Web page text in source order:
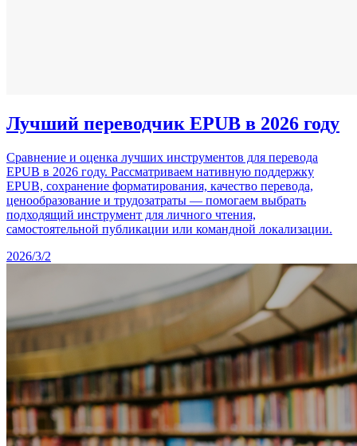
Лучший переводчик EPUB в 2026 году
Сравнение и оценка лучших инструментов для перевода
EPUB в 2026 году. Рассматриваем нативную поддержку
EPUB, сохранение форматирования, качество перевода,
ценообразование и трудозатраты — помогаем выбрать
подходящий инструмент для личного чтения,
самостоятельной публикации или командной локализации.
2026/3/2